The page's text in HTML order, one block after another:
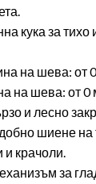
кука за тихо
на шева: от
на шева: от 0
и лесно
шиене на
и крачоли.
за